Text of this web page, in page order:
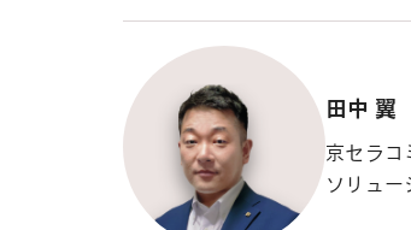
田中 翼
京セラコ
ソリュー